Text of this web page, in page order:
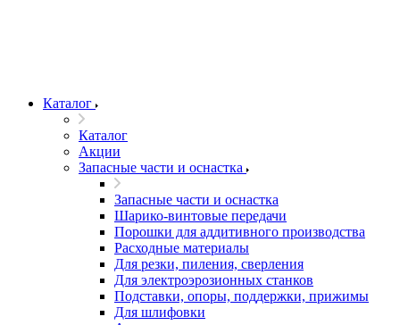
Каталог
Каталог
Акции
Запасные части и оснастка
Запасные части и оснастка
Шарико-винтовые передачи
Порошки для аддитивного производства
Расходные материалы
Для резки, пиления, сверления
Для электроэрозионных станков
Подставки, опоры, поддержки, прижимы
Для шлифовки